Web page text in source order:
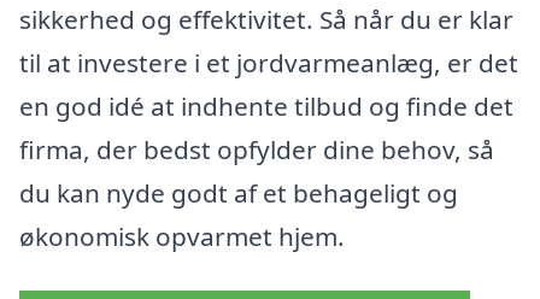
sikkerhed og effektivitet. Så når du er klar
til at investere i et jordvarmeanlæg, er det
en god idé at indhente tilbud og finde det
firma, der bedst opfylder dine behov, så
du kan nyde godt af et behageligt og
økonomisk opvarmet hjem.